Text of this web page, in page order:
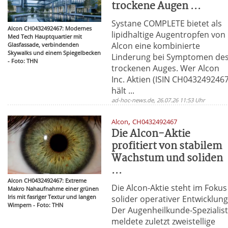
Alcon CH0432492467: Modernes
Med Tech Hauptquartier mit
Glasfassade, verbindenden
Skywalks und einem Spiegelbecken
- Foto: THN
trockene Augen ...
Systane COMPLETE bietet als
lipidhaltige Augentropfen von
Alcon eine kombinierte
Linderung bei Symptomen des
trockenen Auges. Wer Alcon
Inc. Aktien (ISIN
hält ...
ad-hoc-news.de, 26.07.26 11:53 Uhr
Alcon CH0432492467: Extreme
Makro Nahaufnahme einer grünen
Iris mit fasriger Textur und langen
Wimpern - Foto: THN
Alcon,CH0432492467
Die Alcon-Aktie
profitiert von stabilem
Wachstum und soliden
...
Die Alcon-Aktie steht im Fokus
solider operativer
Der Augenheilkunde-Spezialist
meldete zuletzt zweistellige